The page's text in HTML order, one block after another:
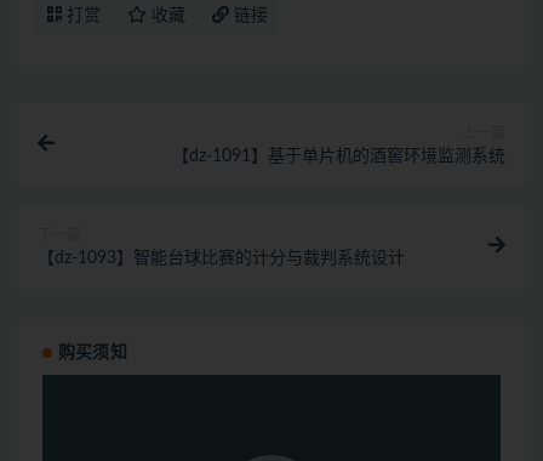
打赏 收藏 链接
【dz-1091】基于单片机的酒窖环境监测系统
【dz-1093】智能台球比赛的计分与裁判系统设计
购买须知